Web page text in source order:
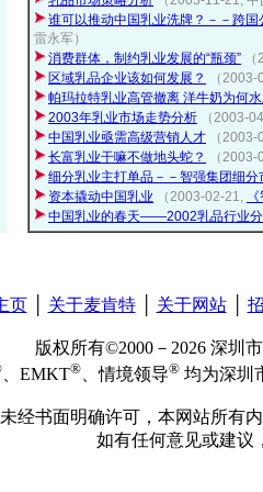
谁可以推动中国乳业洗牌？－－跨
雷永军）
消费群体，制约乳业发展的“瓶颈”
区域乳品企业该如何发展？
（
帕玛拉特乳业高管撤离 洋牛奶为何水
2003年乳业市场走势分析
（2003-
中国乳业亟需高级营销人才
（
长富乳业干嘛不做地头蛇？
（
细分乳业主打单品－－智强集团细分
资本撬动中国乳业
（2003-02-21,
中国乳业的春天——2002乳品行业分
页│ 关于麦肯特│ 关于网站│
版权所有©2000－2026 深圳
、EMKT® 、情境领导® 均为深圳
未经书面明确许可，本网站所有
如有任何意见或建议